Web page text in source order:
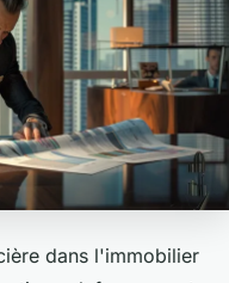
dans l'immobilier